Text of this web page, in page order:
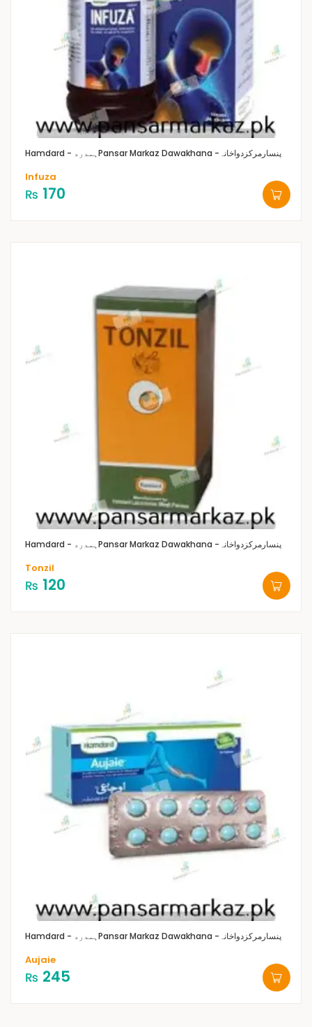
Hamdard - ہمدرد Pansar Markaz Dawakhana -پنسارمرکزدواخانہ
Infuza
₨ 170
Hamdard - ہمدرد Pansar Markaz Dawakhana -پنسارمرکزدواخانہ
Tonzil
₨ 120
Hamdard - ہمدرد Pansar Markaz Dawakhana -پنسارمرکزدواخانہ
Aujaie
₨ 245